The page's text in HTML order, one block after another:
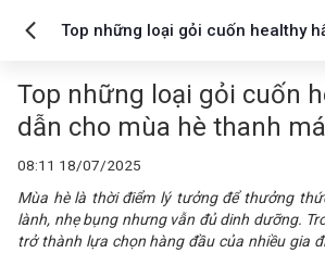
Top những loại gỏi cuốn healthy
Top những loại gỏi cuốn
dẫn cho mùa hè thanh
08:11 18/07/2025
Mùa hè là thời điểm lý tưởng để thưởng
lành, nhẹ bụng nhưng vẫn đủ dinh dưỡng.
trở thành lựa chọn hàng đầu của nhiều gia